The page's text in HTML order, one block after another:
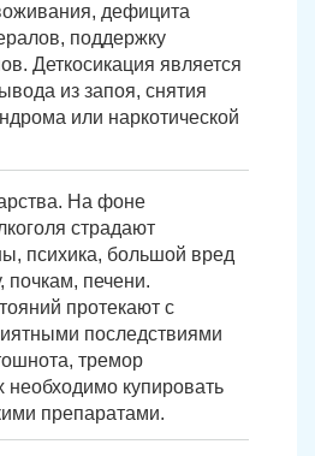
дефицита
поддержку
Деткосикация является
из запоя, снятия
или наркотической
На фоне
страдают
психика, большой вред
почкам, печени.
протекают с
последствиями
тремор
необходимо купировать
препаратами.